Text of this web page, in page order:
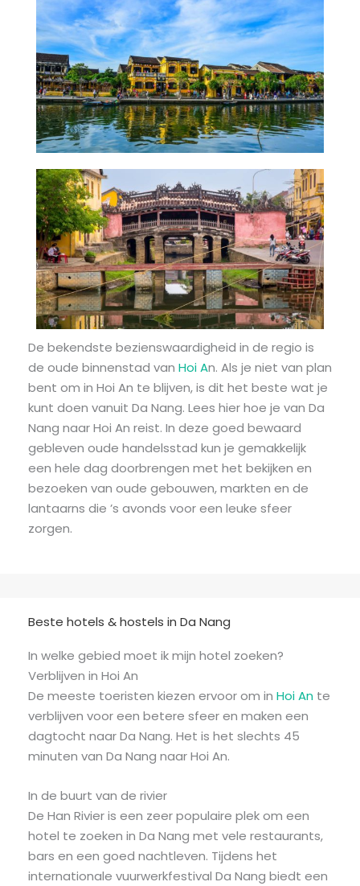
De bekendste bezienswaardigheid in de regio is
de oude binnenstad van Hoi An. Als je niet van plan
bent om in Hoi An te blijven, is dit het beste wat je
kunt doen vanuit Da Nang. Lees hier hoe je van Da
Nang naar Hoi An reist. In deze goed bewaard
gebleven oude handelsstad kun je gemakkelijk
een hele dag doorbrengen met het bekijken en
bezoeken van oude gebouwen, markten en de
lantaarns die ’s avonds voor een leuke sfeer
zorgen.
Beste hotels & hostels in Da Nang
In welke gebied moet ik mijn hotel zoeken?
Verblijven in Hoi An
De meeste toeristen kiezen ervoor om in Hoi An te
verblijven voor een betere sfeer en maken een
dagtocht naar Da Nang. Het is het slechts 45
minuten van Da Nang naar Hoi An.
In de buurt van de rivier
De Han Rivier is een zeer populaire plek om een
hotel te zoeken in Da Nang met vele restaurants,
bars en een goed nachtleven. Tijdens het
internationale vuurwerkfestival Da Nang biedt een